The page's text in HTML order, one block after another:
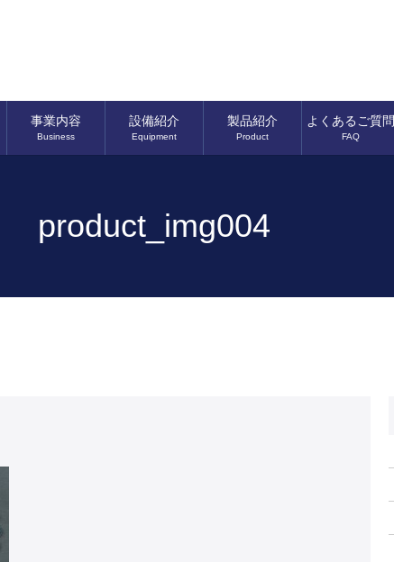
事業内容
Business
設備紹介
Equipment
製品紹介
Product
よくあるご質問
FAQ
product_img004